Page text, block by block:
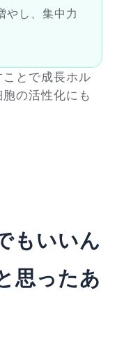
やし、集中力
とで成長ホル
の活性化にも
もいいん
思ったあ